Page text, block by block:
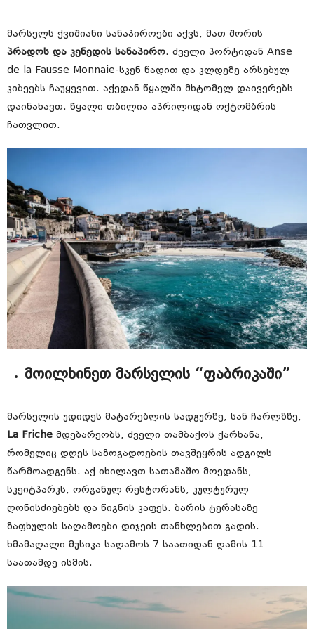
მარსელს ქვიშიანი სანაპიროები აქვს, მათ შორის
პრადოს და კენედის სანაპირო. ძველი პორტიდან Anse
de la Fausse Monnaie-სკენ წადით და კლდეზე არსებულ
კიბეებს ჩაუყევით. აქედან წყალში მხტომელ დაივერებს
დაინახავთ. წყალი თბილია აპრილიდან ოქტომბრის
ჩათვლით.
მოილხინეთ მარსელის “ფაბრიკაში”
მარსელის უდიდეს მატარებლის სადგურზე, სან ჩარლზზე,
La Friche მდებარეობს, ძველი თამბაქოს ქარხანა,
რომელიც დღეს საზოგადოების თავშეყრის ადგილს
წარმოადგენს. აქ იხილავთ სათამაშო მოედანს,
სკეიტპარკს, ორგანულ რესტორანს, კულტურულ
ღონისძიებებს და წიგნის კაფეს. ბარის ტერასაზე
ზაფხულის საღამოები დიჯეის თანხლებით გადის.
ხმამაღალი მუსიკა საღამოს 7 საათიდან ღამის 11
საათამდე ისმის.